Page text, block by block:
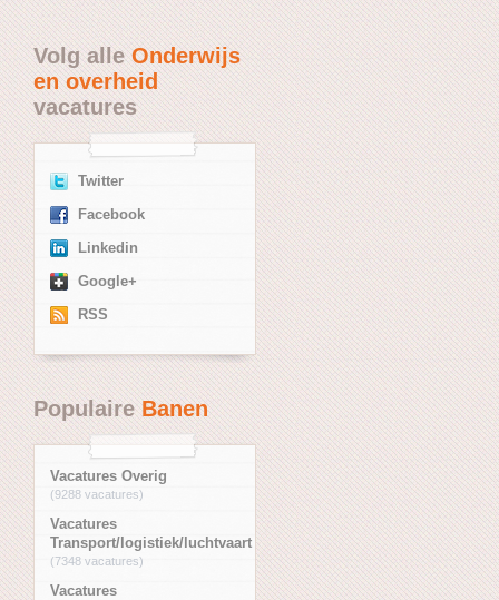
Volg alleOnderwijs
en overheid
vacatures
Twitter
Facebook
Linkedin
Google+
RSS
PopulaireBanen
Vacatures Overig
(9288 vacatures)
Vacatures
Transport/logistiek/luchtvaart
(7348 vacatures)
Vacatures